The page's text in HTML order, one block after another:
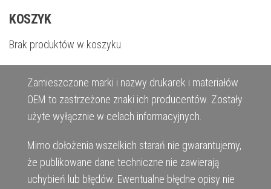
KOSZYK
Brak produktów w koszyku.
Zamieszczone marki i nazwy drukarek i materiałów
OEM to zastrzeżone znaki ich producentów. Zostały
użyte wyłącznie w celach informacyjnych.
Mimo dołożenia wszelkich starań nie gwarantujemy,
że publikowane dane techniczne nie zawierają
uchybień lub błędów. Ewentualne błędne opisy nie